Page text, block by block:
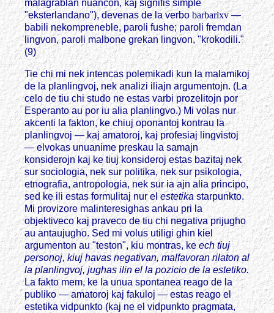
malagrablan nuancon, kaj signifis simple
"eksterlandano"), devenas de la verbo barbarixv—
babili nekompreneble, paroli fushe; paroli fremdan
lingvon, paroli malbone grekan lingvon, "krokodili."
(9)
Tie chi mi nek intencas polemikadi kun la malamikoj
de la planlingvoj, nek analizi iliajn argumentojn. (La
celo de tiu chi studo ne estas varbi prozelitojn por
Esperanto au por iu alia planlingvo.) Mi volas nur
akcenti la fakton, ke chiuj oponantoj kontrau la
planlingvoj — kaj amatoroj, kaj profesiaj lingvistoj
— elvokas unuanime preskau la samajn
konsiderojn kaj ke tiuj konsideroj estas bazitaj nek
sur sociologia, nek sur politika, nek sur psikologia,
etnografia, antropologia, nek sur ia ajn alia principo,
sed ke ili estas formulitaj nur elestetikastarpunkto.
Mi provizore malinteresighas ankau pri la
objektiveco kaj praveco de tiu chi negativa prijugho
au antaujugho. Sed mi volus utiligi ghin kiel
argumenton au "teston", kiu montras, keech tiuj
personoj, kiuj havas negativan, malfavoran rilaton al
la planlingvoj, jughas ilin el la pozicio de la estetiko.
La fakto mem, ke la unua spontanea reago de la
publiko — amatoroj kaj fakuloj — estas reago el
estetika vidpunkto (kaj ne el vidpunkto pragmata,